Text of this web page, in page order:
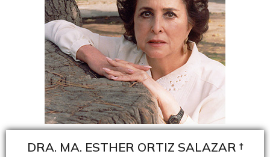
DRA. MA. ESTHER ORTIZ SALAZAR †